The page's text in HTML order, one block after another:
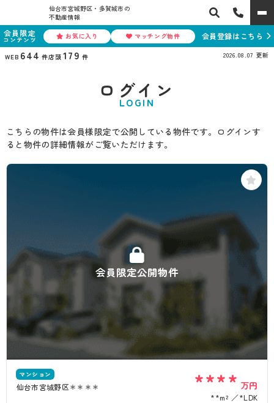
仙台市宮城野区・多賀城市の
不動産情報
会員限定
コンテンツ お気に入り マッチング物件 会員登録はこちら
WEB 644 件店頭 179 件 2026.08.07 更新
ログイン
LOGIN
こちらの物件は会員様限定で公開している物件です。ログインす
ると物件の詳細情報がご覧いただけます。
会員限定公開物件
マンション
仙台市宮城野区＊＊＊＊ **** 万円
**m²
*LDK